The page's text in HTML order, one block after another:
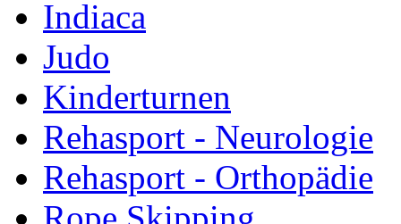
Indiaca
Judo
Kinderturnen
Rehasport - Neurologie
Rehasport - Orthopädie